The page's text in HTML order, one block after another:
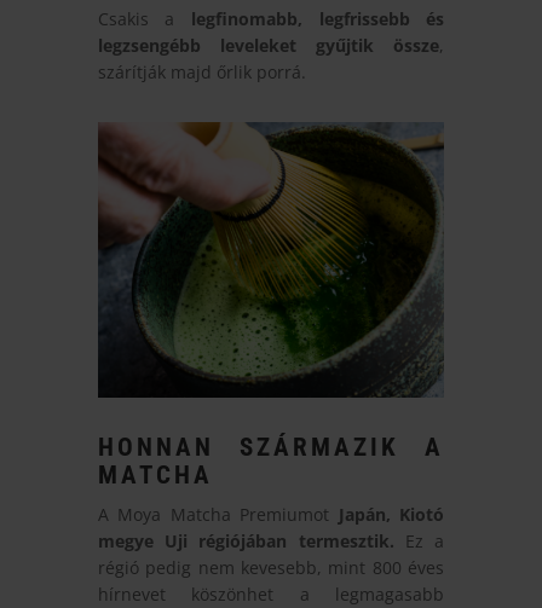
Csakis a legfinomabb, legfrissebb és
legzsengébb leveleket gyűjtik össze,
szárítják majd őrlik porrá.
HONNAN SZÁRMAZIK A
MATCHA
A Moya Matcha Premiumot Japán, Kiotó
megye Uji régiójában termesztik. Ez a
régió pedig nem kevesebb, mint 800 éves
hírnevet köszönhet a legmagasabb